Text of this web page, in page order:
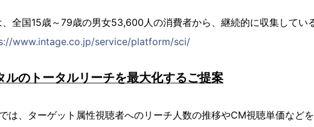
全国15歳～79歳の男女53,600人の消費者から、継続的に収集してい
www.intage.co.jp/service/platform/sci/
ルのトータルリーチを最大化するご提案
は、ターゲット属性視聴者へのリーチ人数の推移やCM視聴単価など